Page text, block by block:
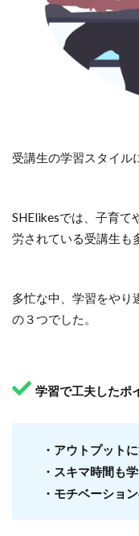
12, 2021
ってたくさん言
ずっと顔が☺️←
wantedly貼っ
https://t.co/
受講生の学習スタイル
SHElikesでは、子育て
労されている受講生も
多忙な中、学習をやり
の３つでした。
学習で工夫したポ
・アウトプット
・スキマ時間も
・モチベーショ